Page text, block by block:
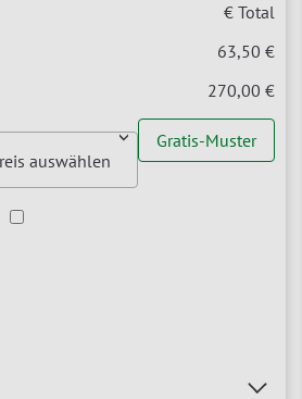
€ Total
63,50 €
270,00 €
Gratis-Muster